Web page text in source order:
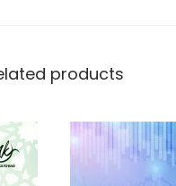
products